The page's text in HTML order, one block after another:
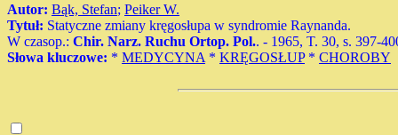
Autor: Bąk, Stefan; Peiker W.
Tytuł: Statyczne zmiany kręgosłupa w syndromie Raynanda.
W czasop.: Chir. Narz. Ruchu Ortop. Pol.. - 1965, T. 30, s. 397-
Słowa kluczowe: * MEDYCYNA * KRĘGOSŁUP* CHOROBY